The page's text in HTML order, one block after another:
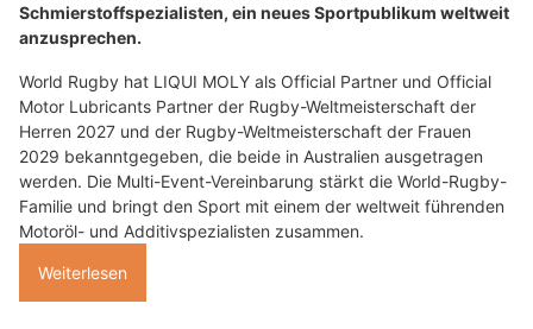
Schmierstoffspezialisten, ein neues Sportpublikum weltweit
anzusprechen.
World Rugby hat LIQUI MOLY als Official Partner und Official
Motor Lubricants Partner der Rugby-Weltmeisterschaft der
Herren 2027 und der Rugby-Weltmeisterschaft der Frauen
2029 bekanntgegeben, die beide in Australien ausgetragen
werden. Die Multi-Event-Vereinbarung stärkt die World-Rugby-
Familie und bringt den Sport mit einem der weltweit führenden
Motoröl- und Additivspezialisten zusammen.
Weiterlesen